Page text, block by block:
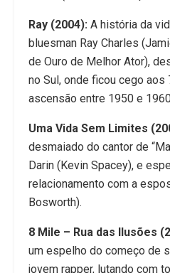
Ray (2004): A história da
bluesman Ray Charles
de Ouro de Melhor Ator),
no Sul, onde ficou cego aos
ascensão entre 1950 e
Uma Vida Sem Limites
desmaiado do cantor de
Darin (Kevin Spacey), e
relacionamento com a
Bosworth).
8 Mile – Rua das Ilusões
um espelho do começo de
jovem rapper, lutando com